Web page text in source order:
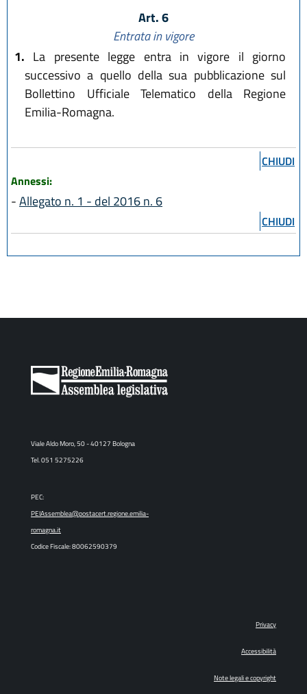
Art. 6
Entrata in vigore
1. La presente legge entra in vigore il giorno
successivo a quello della sua pubblicazione sul
Bollettino Ufficiale Telematico della Regione
Emilia-Romagna.
CHIUDI
Annessi:
-Allegato n. 1 - del 2016 n. 6
CHIUDI
Viale Aldo Moro, 50 - 40127 Bologna
Tel. 051 5275226
PEC:
PEIAssemblea@postacert.regione.emilia-
romagna.it
Codice Fiscale: 80062590379
Privacy
Accessibilità
Note legali e copyright